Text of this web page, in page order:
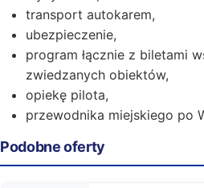
transport autokarem,
ubezpieczenie,
program łącznie z biletami
zwiedzanych obiektów,
opiekę pilota,
przewodnika miejskiego po
Podobne oferty